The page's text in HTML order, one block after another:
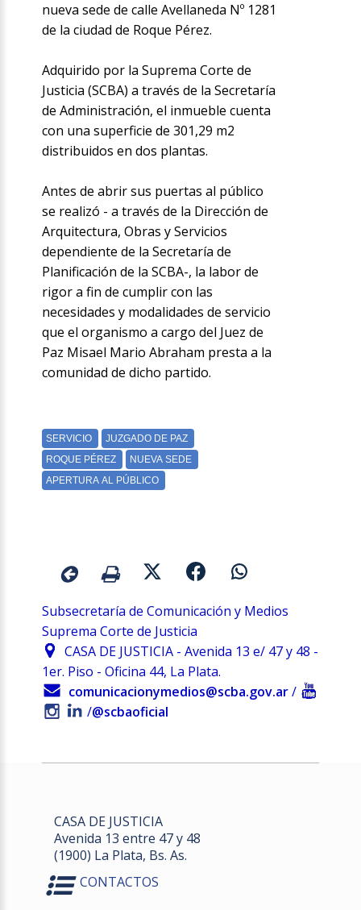
nueva sede de calle Avellaneda Nº 1281
de la ciudad de Roque Pérez.
Adquirido por la Suprema Corte de
Justicia (SCBA) a través de la Secretaría
de Administración, el inmueble cuenta
con una superficie de 301,29 m2
distribuidos en dos plantas.
Antes de abrir sus puertas al público
se realizó - a través de la Dirección de
Arquitectura, Obras y Servicios
dependiente de la Secretaría de
Planificación de la SCBA-, la labor de
rigor a fin de cumplir con las
necesidades y modalidades de servicio
que el organismo a cargo del Juez de
Paz Misael Mario Abraham presta a la
comunidad de dicho partido.
Subsecretaría de Comunicación y Medios
Suprema Corte de Justicia
CASA DE JUSTICIA - Avenida 13 e/ 47 y 48 -
1er. Piso - Oficina 44, La Plata.
comunicacionymedios@scba.gov.ar /
/@scbaoficial
CASA DE JUSTICIA
Avenida 13 entre 47 y 48
(1900) La Plata, Bs. As.
CONTACTOS